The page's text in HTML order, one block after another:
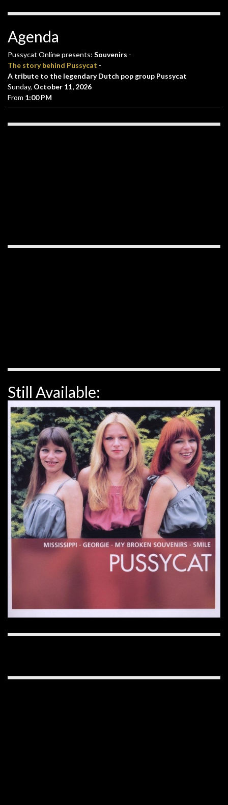
Agenda
Pussycat Online presents: Souvenirs -
The story behind Pussycat -
A tribute to the legendary Dutch pop group Pussycat
Sunday, October 11, 2026
From 1:00 PM
Still Available: